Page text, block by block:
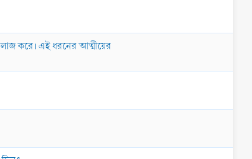
করে। এই ধরনের আত্মীয়ের